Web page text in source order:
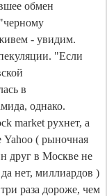
обмен
- увидим.
"Если
в
однако.
market рухнет, а
Yahoo ( рыночная
друг в Москве не
нет, миллиардов )
раза дороже, чем